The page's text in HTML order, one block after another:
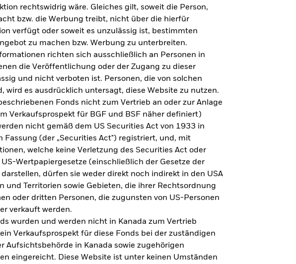
UMFRAGE ZUR ALTERSVORSORGE 2025
Realitätscheck Altersvorsorge. Wie
steht es um Ihre Altersvorsorge?
Zu den Ergebnissen
rechtswidrig wäre. Gleiches gilt, soweit die Person,
bzw. die Werbung treibt, nicht über die hierfür
verfügt oder soweit es unzulässig ist, bestimmten
zu machen bzw. Werbung zu unterbreiten.
richten sich ausschließlich an Personen in
die Veröffentlichung oder der Zugang zu dieser
und nicht verboten ist. Personen, die von solchen
wird es ausdrücklich untersagt, diese Website zu nutzen.
Fonds nicht zum Vertrieb an oder zur Anlage
Verkaufsprospekt für BGF und BSF näher definiert)
nicht gemäß dem US Securities Act von 1933 in
Fassung (der „Securities Act") registriert, und, mit
welche keine Verletzung des Securities Act oder
Wertpapiergesetze (einschließlich der Gesetze der
darstellen, dürfen sie weder direkt noch indirekt in den USA
und Territorien sowie Gebieten, die ihrer Rechtsordnung
oder dritten Personen, die zugunsten von US-Personen
verkauft werden.
wurden und werden nicht in Kanada zum Vertrieb
Verkaufsprospekt für diese Fonds bei der zuständigen
Aufsichtsbehörde in Kanada sowie zugehörigen
eingereicht. Diese Website ist unter keinen Umständen